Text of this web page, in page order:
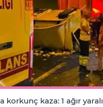
korkunç kaza: 1 ağır yaralı